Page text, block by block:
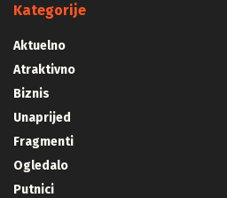
Kategorije
Aktuelno
Atraktivno
Biznis
Unaprijed
Fragmenti
Ogledalo
Putnici